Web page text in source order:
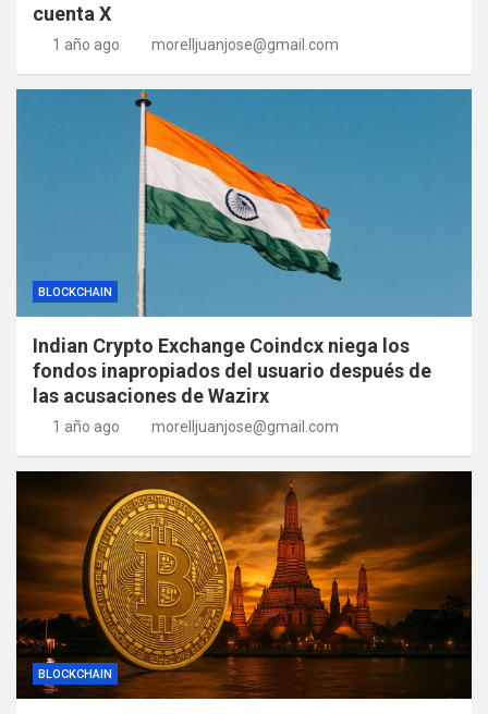
cuenta X
1 año ago morelljuanjose@gmail.com
BLOCKCHAIN
Indian Crypto Exchange Coindcx niega los
fondos inapropiados del usuario después de
las acusaciones de Wazirx
1 año ago morelljuanjose@gmail.com
BLOCKCHAIN